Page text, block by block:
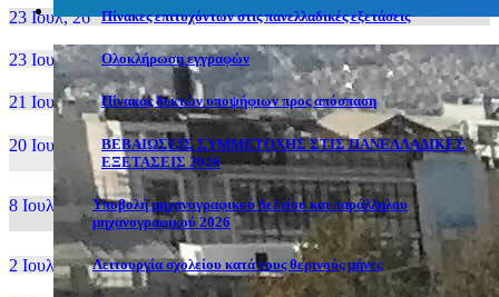
23 Ιουλ, 26 Πίνακες επιτυχόντων στις πανελλαδικές εξετάσεις
23 Ιουλ, 26 Ολοκλήρωση εγγραφών
21 Ιουλ, 26 Πίνακας δεκτών υποψήφιων προς απόσπαση
20 Ιουλ, 26
ΒΕΒΑΙΩΣΕΙΣ ΣΥΜΜΕΤΟΧΗΣ ΣΤΙΣ ΠΑΝΕΛΛΑΔΙΚΕΣ
ΕΞΕΤΑΣΕΙΣ 2026
8 Ιουλ, 26
Υποβολή μηχανογραφικού δελτίου και παράλληλου
μηχανογραφικού 2026
2 Ιουλ, 26 Λειτουργία σχολείου κατά τους θερινούς μήνες